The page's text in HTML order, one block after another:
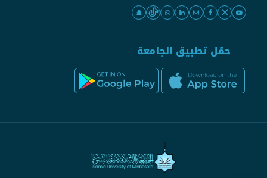
حمّل تطبيق الجامعة